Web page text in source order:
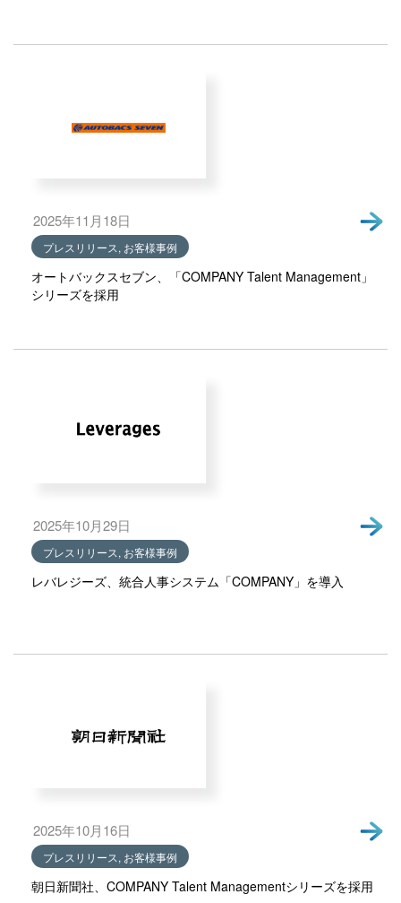
2025年11月18日
プレスリリース, お客様事例
オートバックスセブン、「COMPANY Talent Management」
シリーズを採用
2025年10月29日
プレスリリース, お客様事例
レバレジーズ、統合人事システム「COMPANY」を導入
2025年10月16日
プレスリリース, お客様事例
朝日新聞社、COMPANY Talent Managementシリーズを採用